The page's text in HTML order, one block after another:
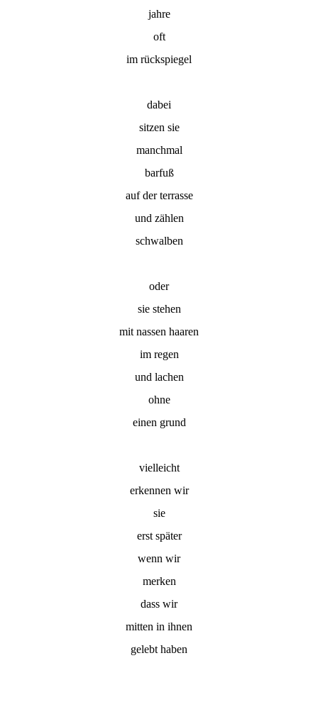
jahre
oft
im rückspiegel
dabei
sitzen sie
manchmal
barfuß
auf der terrasse
und zählen
schwalben
oder
sie stehen
mit nassen haaren
im regen
und lachen
ohne
einen grund
vielleicht
erkennen wir
sie
erst später
wenn wir
merken
dass wir
mitten in ihnen
gelebt haben